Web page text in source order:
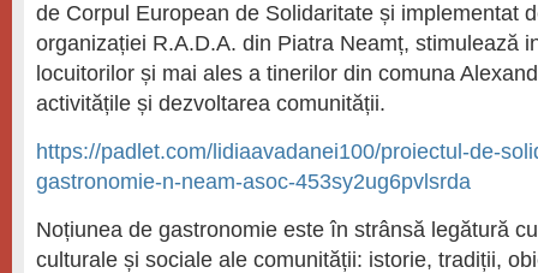
de Corpul European de Solidaritate și implementat
organizației R.A.D.A. din Piatra Neamț, stimulează
locuitorilor și mai ales a tinerilor din comuna
activitățile și dezvoltarea comunității.
https://padlet.com/lidiaavadanei100/proiectul-de-
gastronomie-n-neam-asoc-453sy2ug6pvlsrda
Noțiunea de gastronomie este în strânsă legătură
culturale și sociale ale comunității: istorie, tradiții,